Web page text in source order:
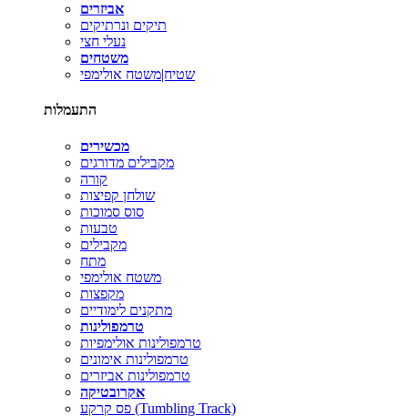
אביזרים
תיקים ונרתיקים
נעלי חצי
משטחים
שטיח|משטח אולימפי
התעמלות
מכשירים
מקבילים מדורגים
קורה
שולחן קפיצות
סוס סמוכות
טבעות
מקבילים
מתח
משטח אולימפי
מקפצות
מתקנים לימודיים
טרמפולינות
טרמפולינות אולימפיות
טרמפולינות אימונים
טרמפולינות אביזרים
אקרובטיקה
פס קרקע (Tumbling Track)